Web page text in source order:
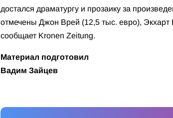
достался драматургу и прозаику за
отмечены Джон Врей (12,5 тыс. евро),
сообщает Kronen Zeitung.
Материал подготовил
Вадим Зайцев